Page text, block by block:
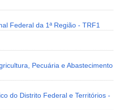
Federal da 1ª Região - TRF1
Pecuária e Abastecimento
do Distrito Federal e Territórios -